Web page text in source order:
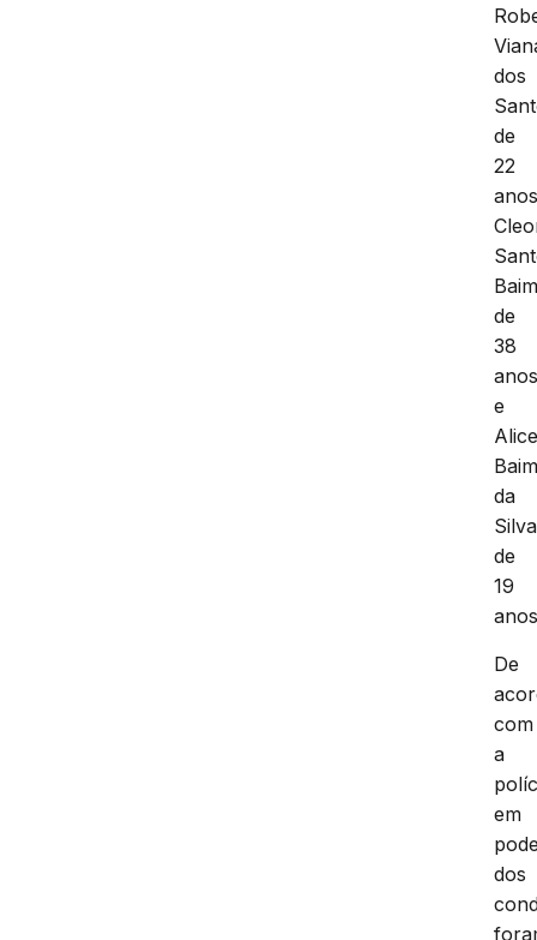
dos
de
22
de
38
e
da
de
19
De
com
a
em
dos